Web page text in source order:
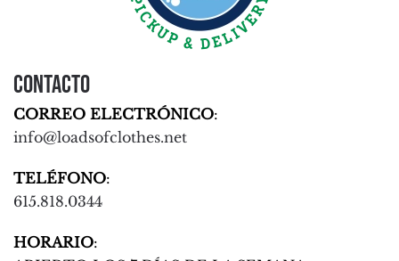
Contacto
CORREO ELECTRÓNICO:
info@loadsofclothes.net
TELÉFONO:
615.818.0344
HORARIO: